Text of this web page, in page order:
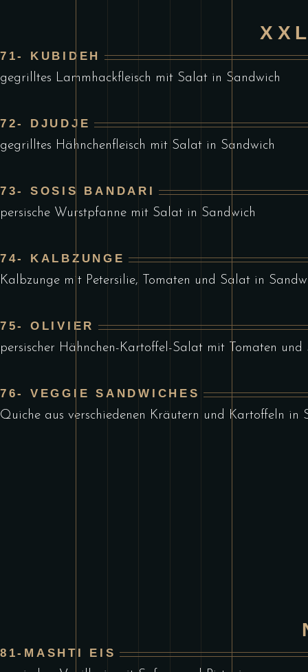
71- KUBIDEH
gegrilltes Lammhackfleisch mit Salat in Sandwich
72- DJUDJE
gegrilltes Hähnchenfleisch mit Salat in Sandwich
73- SOSIS BANDARI
persische Wurstpfanne mit Salat in Sandwich
74- KALBZUNGE
Kalbzunge mit Petersilie, Tomaten und Salat in
75- OLIVIER
persischer Hähnchen-Kartoffel-Salat mit Tomaten
76- VEGGIE SANDWICHES
Quiche aus verschiedenen Kräutern und Kartoffeln in
81-MASHTI EIS